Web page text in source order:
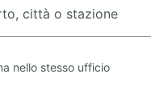
nello stesso ufficio